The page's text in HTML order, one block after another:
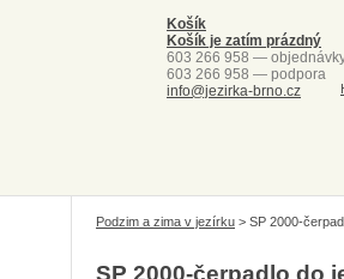
Košík
Košík je zatím prázdný
603 266 958 —
603 266 958 — podpora
info@jezirka-brno.cz
Podzim a zima v jezírku > SP 2000-
SP 2000-čerpadlo do